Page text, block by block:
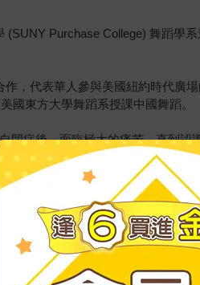
Purchase College) 舞蹈學
，代表華人參與美國紐約時代廣
國東方大學舞蹈系授課中國舞蹈。
症後，面臨極大的痛苦，直到認